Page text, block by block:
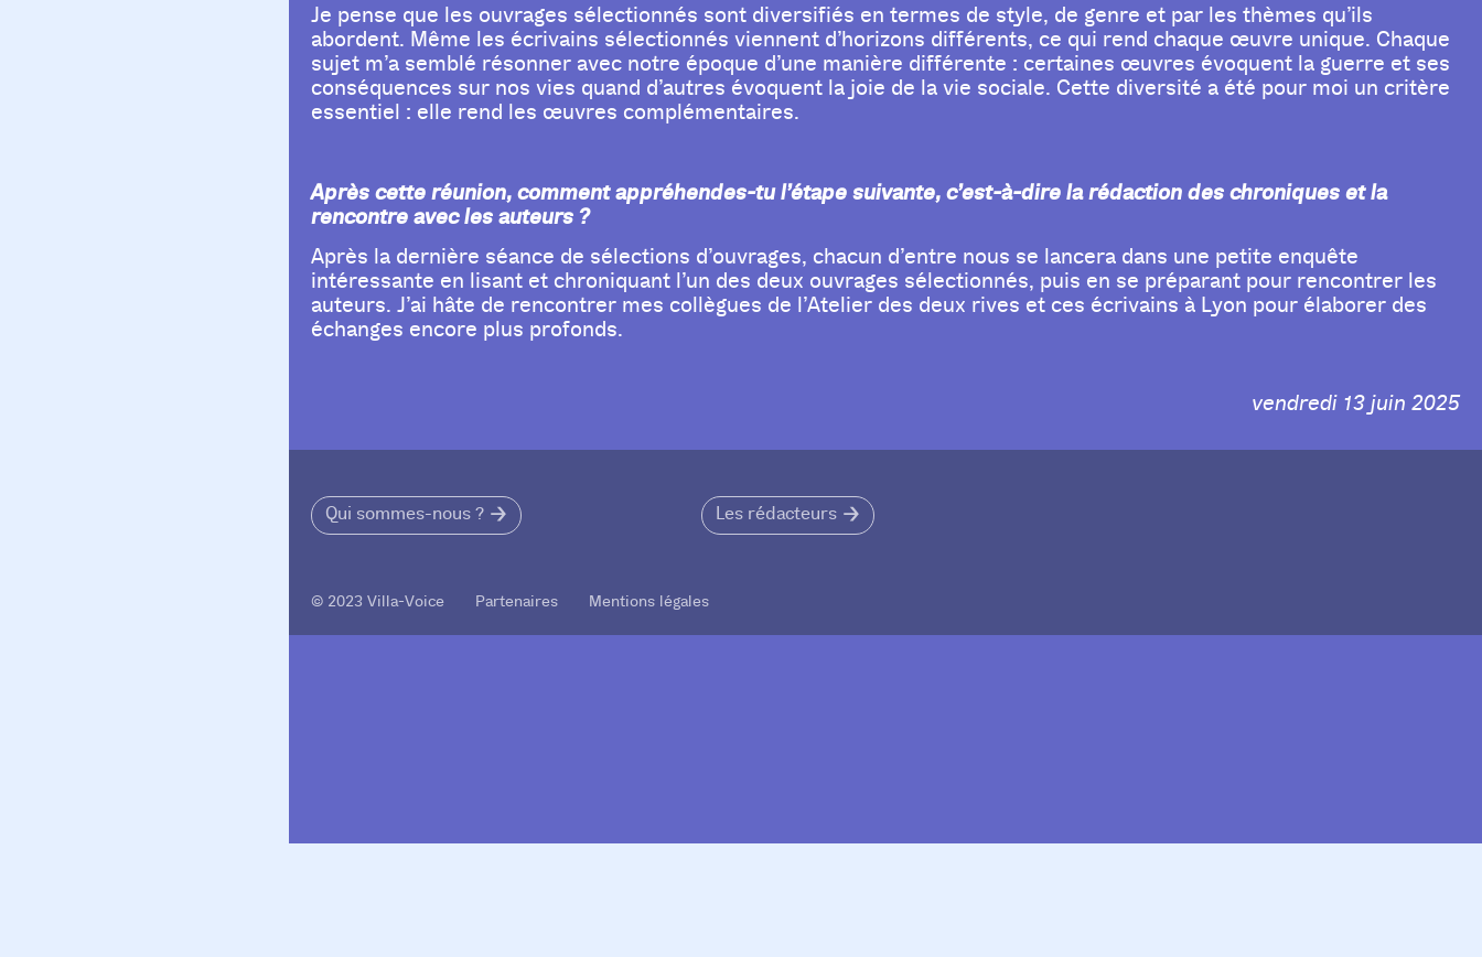
Je pense que les ouvrages sélectionnés sont diversifiés en termes de style, de genre et par les thèmes qu’ils
abordent. Même les écrivains sélectionnés viennent d’horizons différents, ce qui rend chaque œuvre unique. Chaque
sujet m’a semblé résonner avec notre époque d’une manière différente : certaines œuvres évoquent la guerre et ses
conséquences sur nos vies quand d’autres évoquent la joie de la vie sociale. Cette diversité a été pour moi un critère
essentiel : elle rend les œuvres complémentaires.
Après cette réunion, comment appréhendes-tu l’étape suivante, c’est-à-dire la rédaction des chroniques et la
rencontre avec les auteurs ?
Après la dernière séance de sélections d’ouvrages, chacun d’entre nous se lancera dans une petite enquête
intéressante en lisant et chroniquant l’un des deux ouvrages sélectionnés, puis en se préparant pour rencontrer les
auteurs. J’ai hâte de rencontrer mes collègues de l’Atelier des deux rives et ces écrivains à Lyon pour élaborer des
échanges encore plus profonds.
vendredi 13 juin 2025
Qui sommes-nous ? Les rédacteurs
© 2023 Villa-Voice Partenaires Mentions légales